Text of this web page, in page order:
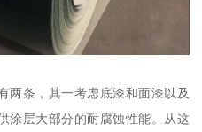
两条，其一考虑底漆和面漆以及
涂层大部分的耐腐蚀性能。从这